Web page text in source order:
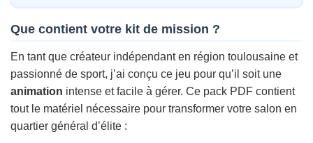
Que contient votre kit de mission ?
En tant que créateur indépendant en région toulousaine et
passionné de sport, j’ai conçu ce jeu pour qu’il soit une
animation intense et facile à gérer. Ce pack PDF contient
tout le matériel nécessaire pour transformer votre salon en
quartier général d’élite :